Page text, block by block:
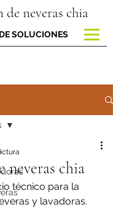
de neveras chia
SOLUCIONES
neveras chia
técnico para la
y lavadoras.